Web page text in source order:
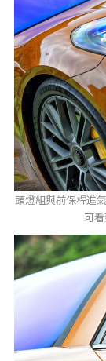
頭燈組與前保桿進
可